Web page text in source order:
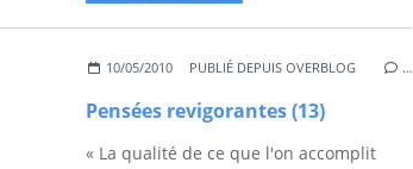
10/05/2010 PUBLIÉ DEPUIS OVERBLOG …
Pensées revigorantes (13)
« La qualité de ce que l'on accomplit